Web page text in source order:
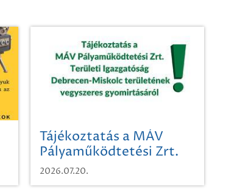
Tájékoztatás a MÁV
Pályaműködtetési Zrt.
Területi Igazgatóság
Debrecen-Miskolc
2026.07.20.